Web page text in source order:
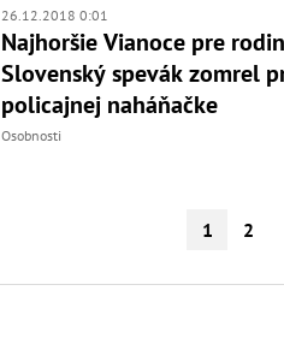
26.12.2018 0:01
Najhoršie Vianoce pre
Slovenský spevák zomrel
policajnej naháňačke
Osobnosti
1 2